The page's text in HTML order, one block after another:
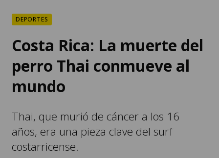
Costa Rica: La muerte del
perro Thai conmueve al
mundo
Thai, que murió de cáncer a los 16
costarricense.